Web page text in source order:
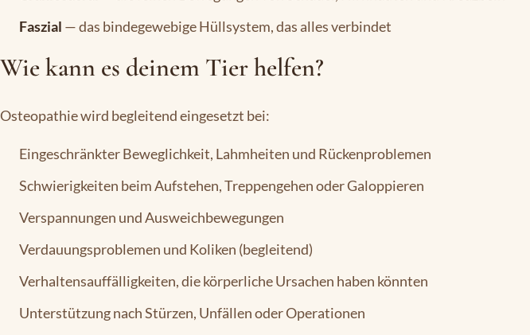
Faszial — das bindegewebige Hüllsystem, das alles verbindet
Wie kann es deinem Tier helfen?
Osteopathie wird begleitend eingesetzt bei:
Eingeschränkter Beweglichkeit, Lahmheiten und Rückenproblemen
Schwierigkeiten beim Aufstehen, Treppengehen oder Galoppieren
Verspannungen und Ausweichbewegungen
Verdauungsproblemen und Koliken (begleitend)
Verhaltensauffälligkeiten, die körperliche Ursachen haben könnten
Unterstützung nach Stürzen, Unfällen oder Operationen